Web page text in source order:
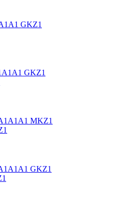
GKZ1
GKZ1
МKZ1
GKZ1